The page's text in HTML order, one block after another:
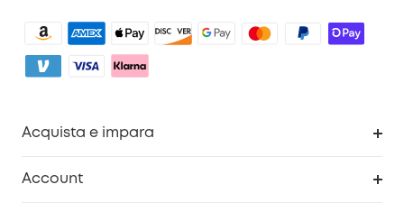
Acquista e impara
Account